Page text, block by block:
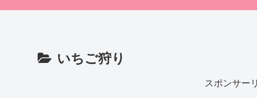
いちご狩り
スポンサー